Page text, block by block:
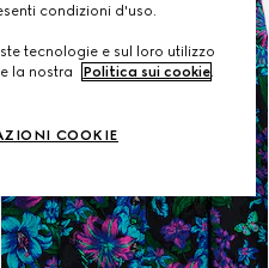
condizioni d'uso.
tecnologie e sul loro utilizzo
la nostra
Politica sui cookie
COOKIE